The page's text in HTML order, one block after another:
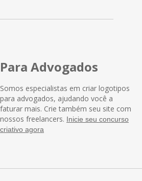
Para Advogados
Somos especialistas em criar logotipos
para advogados, ajudando você a
faturar mais. Crie também seu site com
nossos freelancers. Inicie seu concurso
criativo agora